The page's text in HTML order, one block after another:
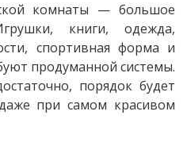
комнаты — большое
книги, одежда,
спортивная форма и
продуманной системы.
порядок будет
при самом красивом